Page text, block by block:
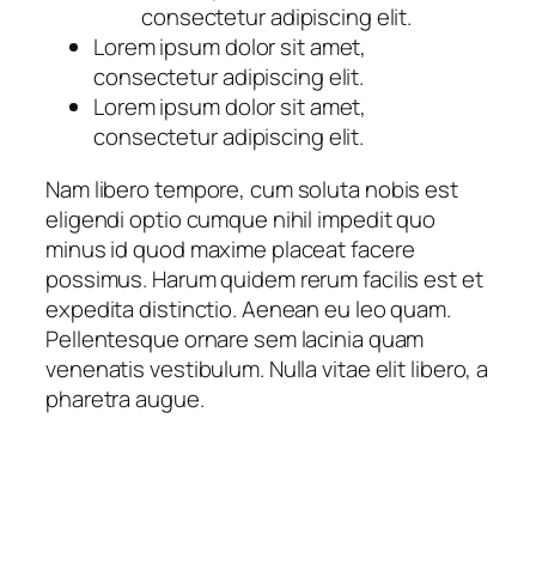
consectetur adipiscing elit.
Lorem ipsum dolor sit amet,
consectetur adipiscing elit.
Lorem ipsum dolor sit amet,
consectetur adipiscing elit.
Nam libero tempore, cum soluta nobis est
eligendi optio cumque nihil impedit quo
minus id quod maxime placeat facere
possimus. Harum quidem rerum facilis est et
expedita distinctio. Aenean eu leo quam.
Pellentesque ornare sem lacinia quam
venenatis vestibulum. Nulla vitae elit libero, a
pharetra augue.